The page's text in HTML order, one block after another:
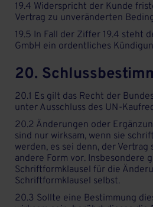
19.4 Widerspricht der Kunde
Vertrag zu unveränderten
19.5 In Fall der Ziffer 19.4 steht
GmbH ein ordentliches
20.
20.1 Es gilt das Recht der
unter Ausschluss des UN-
20.2 Änderungen oder
sind nur wirksam, wenn sie
werden, es sei denn, der
andere Form vor. Insbesondere
Schriftformklausel für die
Schriftformklausel selbst.
20.3 Sollte eine Bestimmung